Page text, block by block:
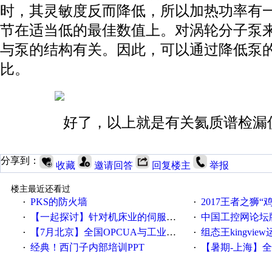
时，其灵敏度反而降低，所以加热功率有
节在适当低的最佳数值上。对涡轮分子泵
与泵的结构有关。因此，可以通过降低泵
比。
好了，以上就是有关氦质谱检漏
分享到： 收藏 邀请回答 回复楼主 举报
楼主最近还看过
· PKS的防火墙 · 2017王者之狮“鸡”情签到
· 【一起探讨】针对机床业的伺服系统发展，您的期望是什么？ · 中国工控网论坛版
· 【7月北京】全国OPCUA与工业互联技术培训班通知！ · 组态王kingview
· 经典！西门子内部培训PPT · 【暑期-上海】全国工业